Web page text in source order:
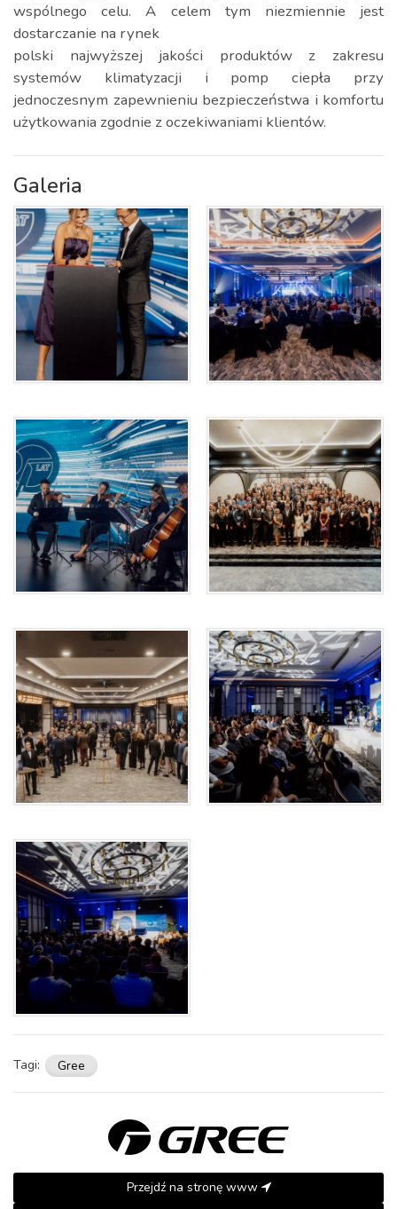
wspólnego celu. A celem tym niezmiennie jest
dostarczanie na rynek
polski najwyższej jakości produktów z zakresu
systemów klimatyzacji i pomp ciepła przy
jednoczesnym zapewnieniu bezpieczeństwa i komfortu
użytkowania zgodnie z oczekiwaniami klientów.
Galeria
Tagi: Gree
Przejdź na stronę www